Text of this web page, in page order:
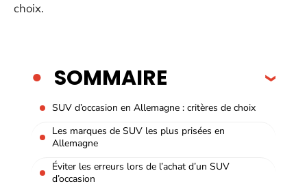
choix.
SOMMAIRE
SUV d’occasion en Allemagne : critères de choix
Les marques de SUV les plus prisées en
Allemagne
Éviter les erreurs lors de l’achat d’un SUV
d’occasion